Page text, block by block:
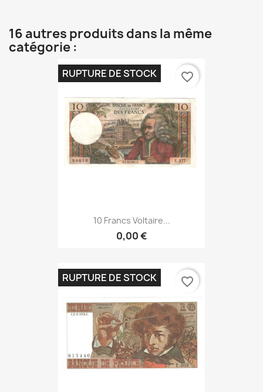
16 autres produits dans la même
catégorie :
10 Francs Voltaire...
0,00 €
RUPTURE DE STOCK favorite_border
RUPTURE DE STOCK favorite_border